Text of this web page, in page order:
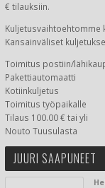
€ tilauksiin.
Kuljetusvaihtoehtomme
Kansainväliset
Toimitus postiin/
Pakettiautomaatti
Kotiinkuljetus
Toimitus työpaikalle
Tilaus 100.00 € tai yli
Nouto Tuusulasta
JUURI SAAPUNEET